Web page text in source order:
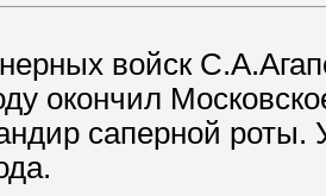
войск
окончил
саперной